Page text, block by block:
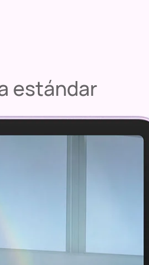
estándar